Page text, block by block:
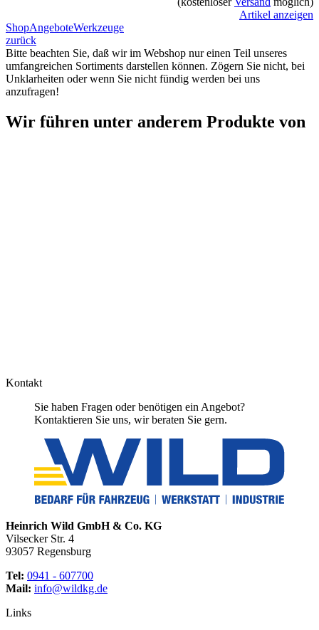
Artikel anzeigen
ShopAngeboteWerkzeuge
zurück
Bitte beachten Sie, daß wir im Webshop nur einen Teil unseres
umfangreichen Sortiments darstellen können. Zögern Sie nicht, bei
Unklarheiten oder wenn Sie nicht fündig werden bei uns
anzufragen!
Wir führen unter anderem Produkte von
Kontakt
Sie haben Fragen oder benötigen ein Angebot?
Kontaktieren Sie uns, wir beraten Sie gern.
Heinrich Wild GmbH & Co. KG
Vilsecker Str. 4
93057 Regensburg
Tel: 0941 - 607700
Mail: info@wildkg.de
Links